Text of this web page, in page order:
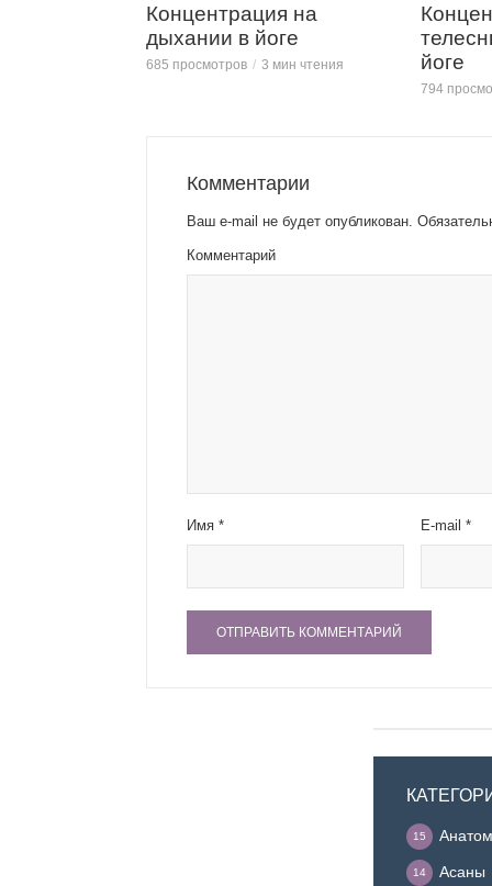
Концентрация на
дыхании в йоге
685 просмотров 3 мин чтения
йоге
794
Комментарии
Ваш e-mail не будет опубликован.
Комментарий
Имя * E-mail*
15
Асаны
14